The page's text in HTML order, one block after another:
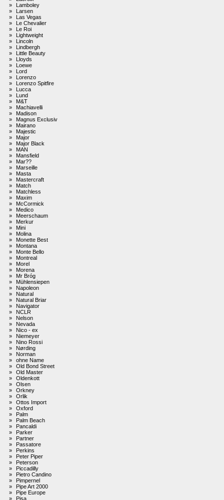
»
Lamboley
»
Larsen
»
Las Vegas
»
Le Chevalier
»
Le Roi
»
Lightweight
»
Lincoln
»
Lindbergh
»
Little Beauty
»
Lloyds
»
Loewe
»
Lord
»
Lorenzo
»
Lorenzo Spitfire
»
Lucca
»
Lund
»
M&T
»
Machiavelli
»
Madison
»
Magnus Exclusiv
»
Mairano
»
Majestic
»
Major
»
Major Black
»
MAN
»
Mansfield
»
Mar??
»
Marseille
»
Masta
»
Mastercraft
»
Match
»
Matchless
»
Maxim
»
McCormick
»
Medico
»
Meerschaum
»
Merkur
»
Mini
»
Molina
»
Monette Best
»
Montana
»
Monte Bello
»
Montreal
»
Morel
»
Morena
»
Mr Bróg
»
Mühlensiepen
»
Napoleon
»
Natural
»
Natural Briar
»
Navigator
»
NCLR
»
Nelson
»
Nevada
»
Nico - ex
»
Niemeyer
»
Nino Rossi
»
Nørding
»
Norman
»
ohne Name
»
Old Bond Street
»
Old Master
»
Oldenkott
»
Olsen
»
Orkney
»
Orlik
»
Ottos Import
»
Oxford
»
Palm
»
Palm Beach
»
Pancaldi
»
Parker
»
Partner
»
Passatore
»
Perkins
»
Peter Piper
»
Peterson
»
Piccadilly
»
Pietro Candino
»
Pimpernel
»
Pipe Art 2000
»
Pipe Europe
»
Pisa